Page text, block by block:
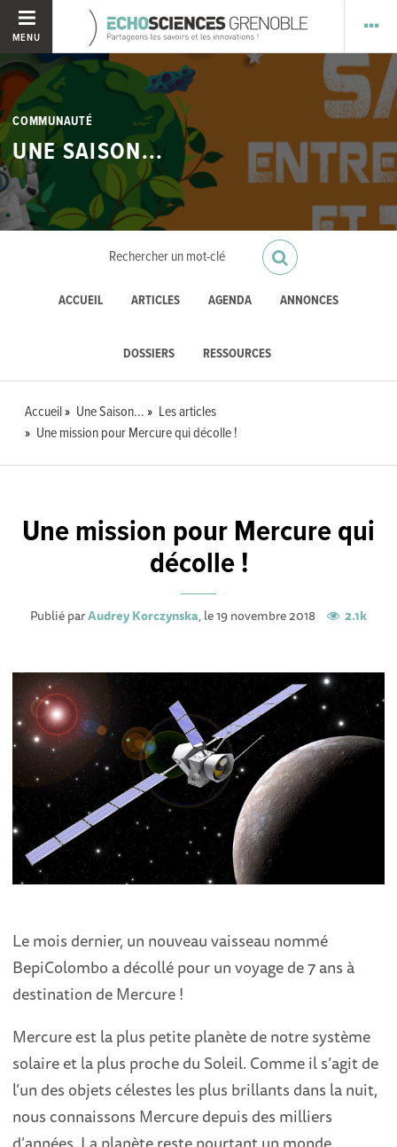
MENU
COMMUNAUTÉ
UNE SAISON...
ACCUEIL ARTICLES AGENDA ANNONCES
DOSSIERS RESSOURCES
Accueil Une Saison...
Les articles
Une mission pour Mercure qui décolle !
Une mission pour Mercure qui
décolle !
Publié parAudrey Korczynska, le 19 novembre 2018 2.1k
Le mois dernier, un nouveau vaisseau nommé
BepiColombo a décollé pour un voyage de 7 ans à
destination de Mercure !
Mercure est la plus petite planète de notre système
solaire et la plus proche du Soleil. Comme il s’agit de
l’un des objets célestes les plus brillants dans la nuit,
nous connaissons Mercure depuis des milliers